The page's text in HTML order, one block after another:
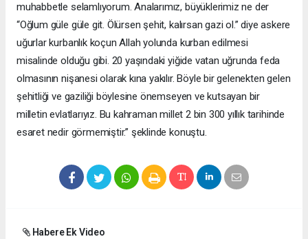
muhabbetle selamlıyorum. Analarımız, büyüklerimiz ne der
“Oğlum güle güle git. Ölürsen şehit, kalırsan gazi ol.” diye askere
uğurlar kurbanlık koçun Allah yolunda kurban edilmesi
misalinde olduğu gibi. 20 yaşındaki yiğide vatan uğrunda feda
olmasının nişanesi olarak kına yakılır. Böyle bir gelenekten gelen
şehitliği ve gaziliği böylesine önemseyen ve kutsayan bir
milletin evlatlarıyız. Bu kahraman millet 2 bin 300 yıllık tarihinde
esaret nedir görmemiştir.” şeklinde konuştu.
Habere Ek Video